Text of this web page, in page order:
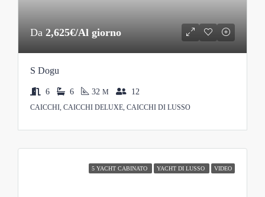
Da 2,625€/Al giorno
S Dogu
6 6 32 M 12
CAICCHI, CAICCHI DELUXE, CAICCHI DI LUSSO
5 YACHT CABINATO YACHT DI LUSSO VIDEO